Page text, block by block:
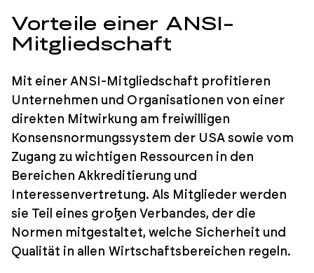
Vorteile einer ANSI-
Mitgliedschaft
Mit einer ANSI-Mitgliedschaft profitieren
Unternehmen und Organisationen von einer
direkten Mitwirkung am freiwilligen
Konsensnormungssystem der USA sowie vom
Zugang zu wichtigen Ressourcen in den
Bereichen Akkreditierung und
Interessenvertretung. Als Mitglieder werden
sie Teil eines großen Verbandes, der die
Normen mitgestaltet, welche Sicherheit und
Qualität in allen Wirtschaftsbereichen regeln.